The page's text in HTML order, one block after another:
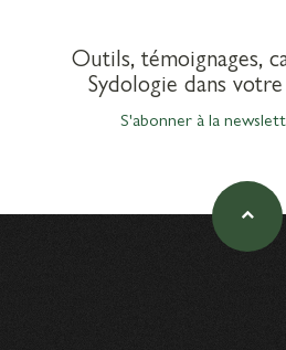
Outils, témoignages,
Sydologie dans
S'abonner à la